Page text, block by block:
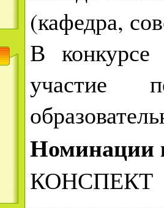
(кафедра,
В конкурсе
участие
Номинации